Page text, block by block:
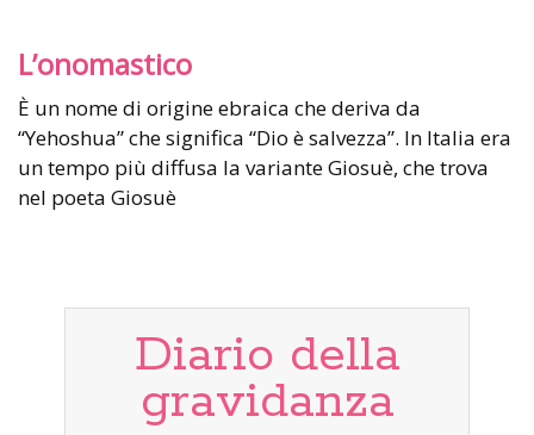
L’onomastico
È un nome di origine ebraica che deriva da
“Yehoshua” che significa “Dio è salvezza”. In Italia era
un tempo più diffusa la variante Giosuè, che trova
nel poeta Giosuè
Diario della
gravidanza